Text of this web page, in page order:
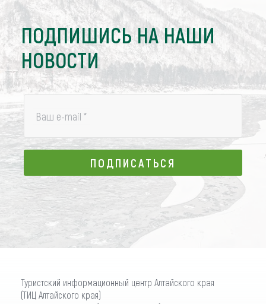
ПОДПИШИСЬ НА НАШИ
НОВОСТИ
Ваш e-mail *
ПОДПИСАТЬСЯ
ПОДПИСАТЬСЯ
Туристский информационный центр Алтайского края
(ТИЦ Алтайского края)